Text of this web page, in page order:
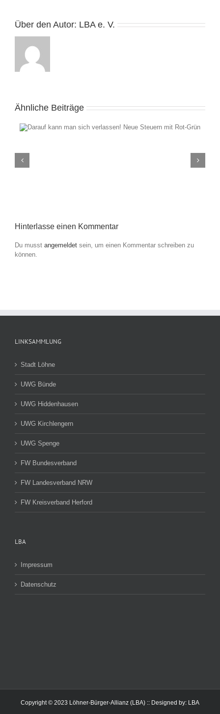
Über den Autor: LBA e. V.
Ähnliche Beiträge
Hinterlasse einen Kommentar
Du musst angemeldet sein, um einen Kommentar schreiben zu
können.
LINKSAMMLUNG
Stadt Löhne
UWG Bünde
UWG Hiddenhausen
UWG Kirchlengern
UWG Spenge
FW Bundesverband
FW Landesverband NRW
FW Kreisverband Herford
LBA
Impressum
Datenschutz
Copyright © 2023 Löhner-Bürger-Allianz (LBA) :: Designed by: LBA